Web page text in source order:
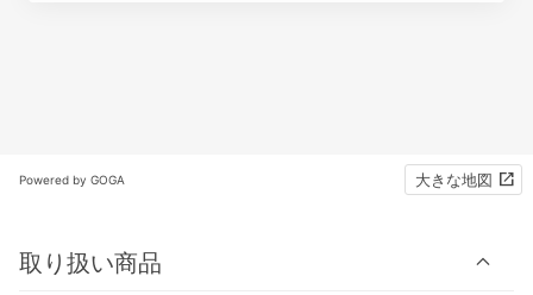
Powered by GOGA 大きな地図
取り扱い商品